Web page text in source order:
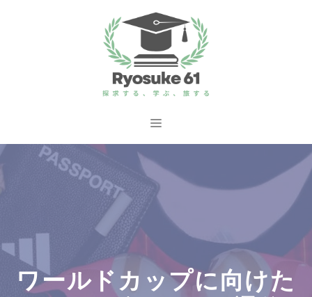
ス
キ
ッ
メ
ニ
ュ
ー
ワールドカップに向けた